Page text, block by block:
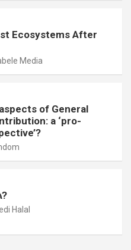
Ecosystems After
Media
of General
a ‘pro-
Halal